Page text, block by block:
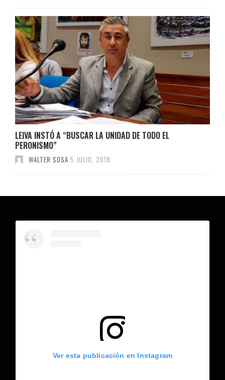
LEIVA INSTÓ A “BUSCAR LA UNIDAD DE TODO EL
PERONISMO”
WALTER SOSA 5 JULIO, 2018
Ver esta publicación en Instagram